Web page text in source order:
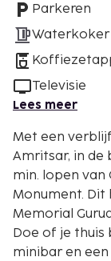
Parkeren
Waterkoker
Televisie
Lees meer
Met een
Amritsar, in de
min. lopen van
Monument. Dit hotel ligt op 0,5 km van Saragrahi
Memorial
Doe of je thuis
minibar en